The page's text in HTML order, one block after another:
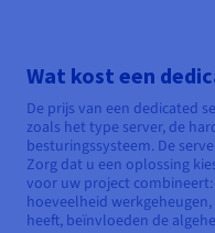
Wat kost een
De prijs van een dedicated
zoals het type server, de
besturingssysteem. De
Zorg dat u een oplossing
voor uw project combineert:
hoeveelheid
heeft, beïnvloeden de